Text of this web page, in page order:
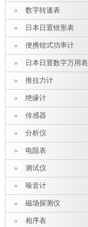
数字转速表
日本日置钳形表
便携钳式功率计
日本日置数字万用表
推拉力计
绝缘计
传感器
分析仪
电阻表
测试仪
噪音计
磁场探测仪
相序表